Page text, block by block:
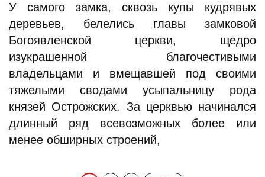
У самого замка, сквозь купы кудрявых
деревьев, белелись главы замковой
Богоявленской церкви, щедро
изукрашенной благочестивыми
владельцами и вмещавшей под своими
тяжелыми сводами усыпальницу рода
князей Острожских. За церквью начинался
длинный ряд всевозможных более или
менее обширных строений,